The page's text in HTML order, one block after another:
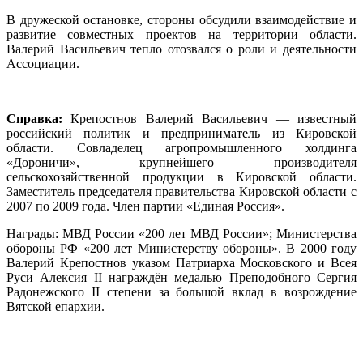
В дружеской остановке, стороны обсудили взаимодействие и
развитие совместных проектов на территории области.
Валерий Васильевич тепло отозвался о роли и деятельности
Ассоциации.
Справка:Крепостнов Валерий Васильевич — известный
российский политик и предприниматель из Кировской
области. Совладелец агропромышленного холдинга
«Дороничи», крупнейшего производителя
сельскохозяйственной продукции в Кировской области.
Заместитель председателя правительства Кировской области с
2007 по 2009 года. Член партии «Единая Россия».
Награды: МВД России «200 лет МВД России»; Министерства
обороны РФ «200 лет Министерству обороны». В 2000 году
Валерий Крепостнов указом Патриарха Московского и Всея
Руси Алексия II награждён медалью Преподобного Сергия
Радонежского II степени за большой вклад в возрождение
Вятской епархии.